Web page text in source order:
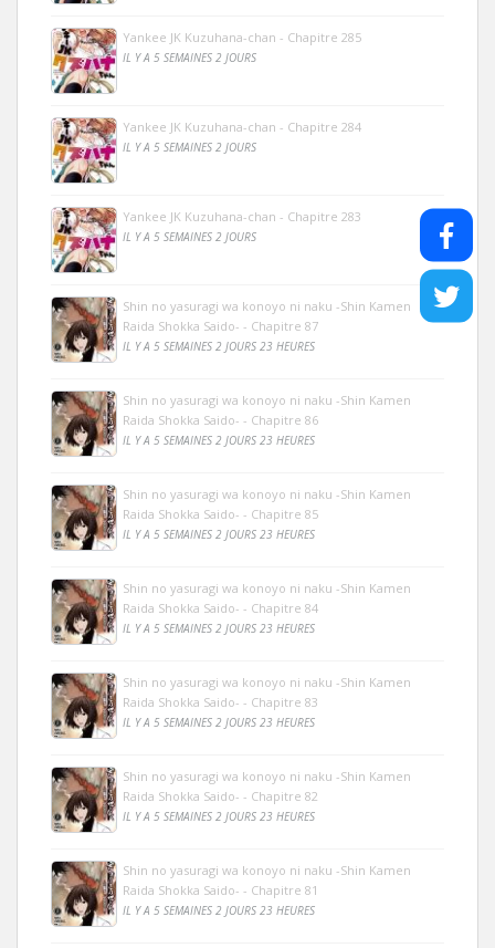
Yankee JK Kuzuhana-chan - Chapitre 285
IL Y A 5 SEMAINES 2 JOURS
Yankee JK Kuzuhana-chan - Chapitre 284
IL Y A 5 SEMAINES 2 JOURS
Yankee JK Kuzuhana-chan - Chapitre 283
IL Y A 5 SEMAINES 2 JOURS
Shin no yasuragi wa konoyo ni naku -Shin Kamen
Raida Shokka Saido- - Chapitre 87
IL Y A 5 SEMAINES 2 JOURS 23 HEURES
Shin no yasuragi wa konoyo ni naku -Shin Kamen
Raida Shokka Saido- - Chapitre 86
IL Y A 5 SEMAINES 2 JOURS 23 HEURES
Shin no yasuragi wa konoyo ni naku -Shin Kamen
Raida Shokka Saido- - Chapitre 85
IL Y A 5 SEMAINES 2 JOURS 23 HEURES
Shin no yasuragi wa konoyo ni naku -Shin Kamen
Raida Shokka Saido- - Chapitre 84
IL Y A 5 SEMAINES 2 JOURS 23 HEURES
Shin no yasuragi wa konoyo ni naku -Shin Kamen
Raida Shokka Saido- - Chapitre 83
IL Y A 5 SEMAINES 2 JOURS 23 HEURES
Shin no yasuragi wa konoyo ni naku -Shin Kamen
Raida Shokka Saido- - Chapitre 82
IL Y A 5 SEMAINES 2 JOURS 23 HEURES
Shin no yasuragi wa konoyo ni naku -Shin Kamen
Raida Shokka Saido- - Chapitre 81
IL Y A 5 SEMAINES 2 JOURS 23 HEURES